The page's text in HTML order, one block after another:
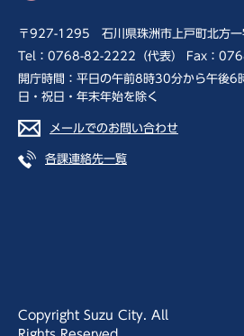
〒927-1295 石川県珠洲市上戸町北方一
Tel：0768-82-2222（代表） Fax：
開庁時間：平日の午前8時30分から午後
日・祝日・年末年始を除く
メールでのお問い合わせ
各課連絡先一覧
Copyright Suzu City. All